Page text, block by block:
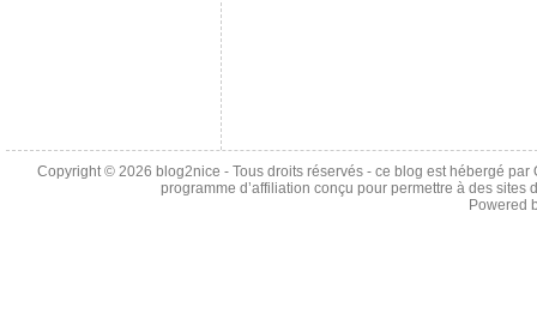
Copyright © 2026 blog2nice - Tous droits réservés - ce blog est hébergé
programme d’affiliation conçu pour permettre à des
Powered